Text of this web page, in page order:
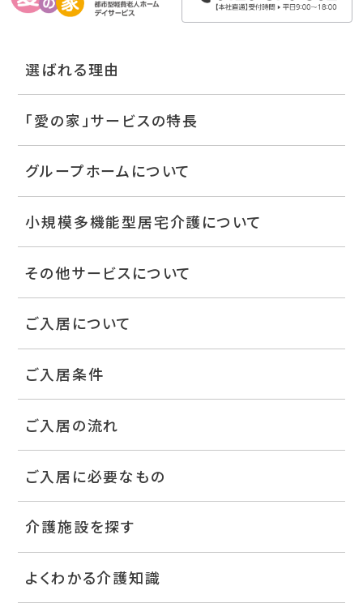
選ばれる理由
「愛の家」サービスの特長
グループホームについて
小規模多機能型居宅介護について
その他サービスについて
ご入居について
ご入居条件
ご入居の流れ
ご入居に必要なもの
介護施設を探す
よくわかる介護知識